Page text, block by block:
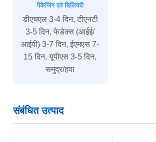
पैकेजिंग एवं डिलिवरी
डीएचएल 3-4 दिन, टीएनटी
3-5 दिन, फेडेक्स (आईई/
आईपी) 3-7 दिन, ईएमएस 7-
15 दिन, यूपीएस 3-5 दिन,
समुद्र/हवा
संबंधित उत्पाद